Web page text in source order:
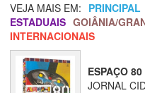
VEJA MAIS EM: PRINCIPAL
ESTADUAIS GOIÂNIA/
INTERNACIONAIS
ESPAÇO 80
JORNAL